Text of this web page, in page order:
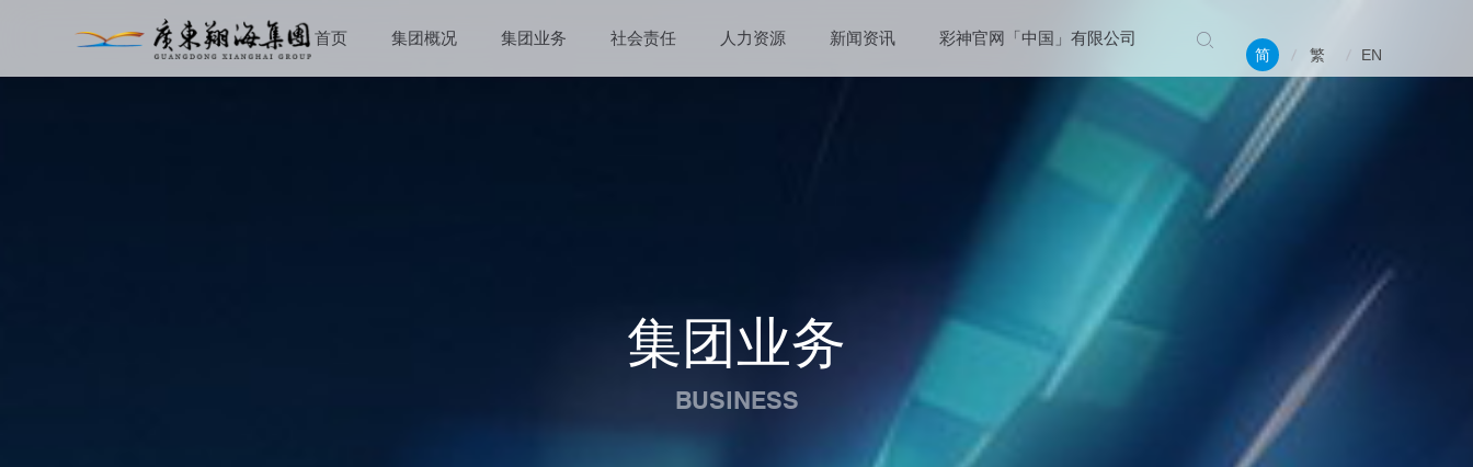
首页 集团概况 集团业务 社会责任 人力资源 新闻资讯 彩神官网「中国」有限公司
简 繁 EN
集团业务
BUSINESS